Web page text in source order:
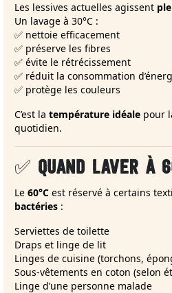
Les lessives actuelles agissent
Un lavage à 30°C :
✅ nettoie efficacement
✅ préserve les fibres
✅ évite le rétrécissement
✅ réduit la consommation
✅ protège les couleurs
C’est la température idéale pour
quotidien.
✅ QUAND LAVER À
Le 60°C est réservé à certains
bactéries :
Serviettes de toilette
Draps et linge de lit
Linges de cuisine (torchons,
Sous-vêtements en coton (selon
Linge d’une personne malade